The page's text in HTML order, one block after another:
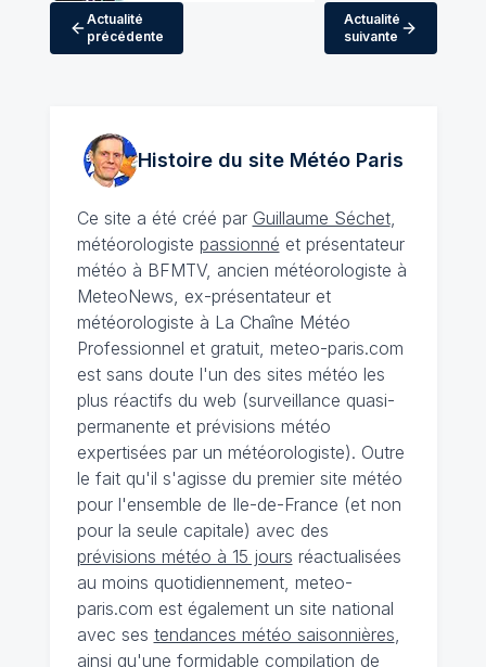
Actualité
précédente
Actualité
suivante
Histoire du site MétéoParis
Ce site a été créé par Guillaume Séchet,
météorologiste passionné et présentateur
météo à BFMTV, ancien météorologiste à
MeteoNews, ex-présentateur et
météorologiste à La Chaîne Météo
Professionnel et gratuit, meteo-paris.com
est sans doute l'un des sites météo les
plus réactifs du web (surveillance quasi-
permanente et prévisions météo
expertisées par un météorologiste). Outre
le fait qu'il s'agisse du premier site météo
pour l'ensemble de Ile-de-France (et non
pour la seule capitale) avec des
prévisions météo à 15 jours réactualisées
au moins quotidiennement, meteo-
paris.com est également un site national
avec ses tendances météo saisonnières
ainsi qu'une formidable compilation de